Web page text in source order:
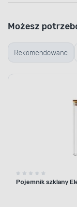
Rekomendowane
Możesz
Pojemnik szklany